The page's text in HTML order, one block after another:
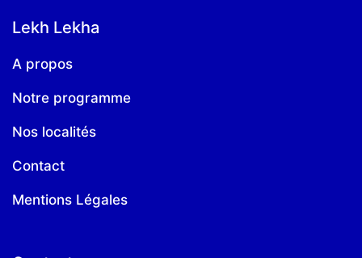
Lekh Lekha
A propos
Notre programme
Nos localités
Contact
Mentions Légales